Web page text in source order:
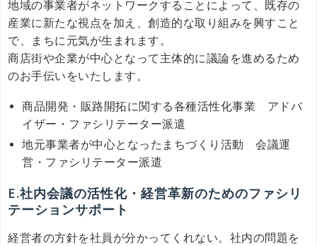
地域の事業者がネットワークすることによって、既存の
産業に新たな視点を加え、創造的な取り組みを興すこと
で、まちに元気が生まれます。
商店街や企業が中心となって主体的に議論を進めるため
のお手伝いをいたします。
商品開発・販路開拓に関する各種活性化事業 アドバ
イザー・ファシリテーター派遣
地元事業者が中心となったまちづくり活動 会議運
営・ファシリテーター派遣
E.社内会議の活性化・経営革新のためのファシリ
テーションサポート
経営者の方針を社員が分かってくれない。社内の問題を